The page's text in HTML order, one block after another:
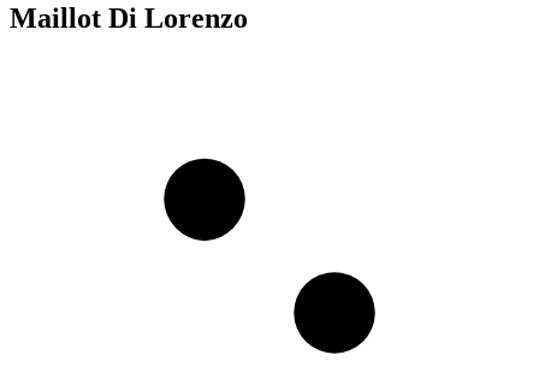
Maillot Di Lorenzo